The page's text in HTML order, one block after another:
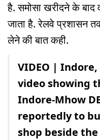
है. समोसा खरीदने के
जाता है. रेलवे प्रशासन
लेने की बात कही.
VIDEO |
video showing
Indore-Mhow
reportedly to
shop beside